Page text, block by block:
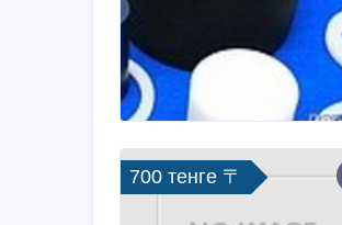
700 тенге 〒